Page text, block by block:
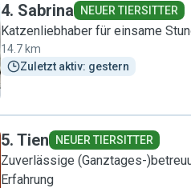
4. Sabrina NEUER TIERSITTER
Katzenliebhaber für einsame
14.7 km
Zuletzt aktiv: gestern
5. Tien NEUER TIERSITTER
Zuverlässige (Ganztages-
Erfahrung